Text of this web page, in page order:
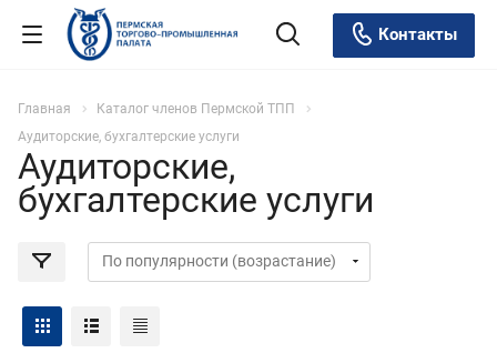
Контакты
Главная
Каталог членов Пермской ТПП
Аудиторские, бухгалтерские услуги
Аудиторские,
бухгалтерские услуги